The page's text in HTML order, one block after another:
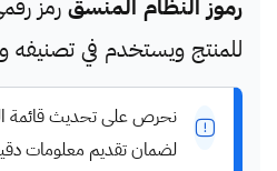
رموز النظام المنسق رمز
للمنتج ويستخدم في تصنيفه
نحرص على تحديث قائمة
لضمان تقديم معلومات